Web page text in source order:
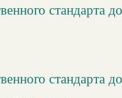
стандарта
стандарта